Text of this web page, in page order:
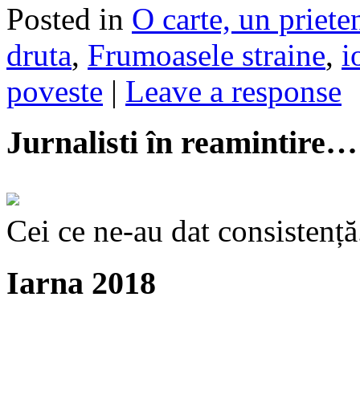
Posted in O carte, un
druta, Frumoasele straine,
poveste | Leave a response
Jurnalisti în reamintire…
Cei ce ne-au dat
Iarna 2018